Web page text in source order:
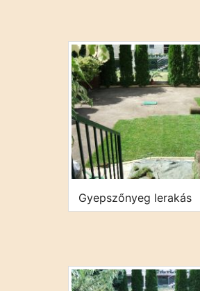
Gyepszőnyeg lerakás